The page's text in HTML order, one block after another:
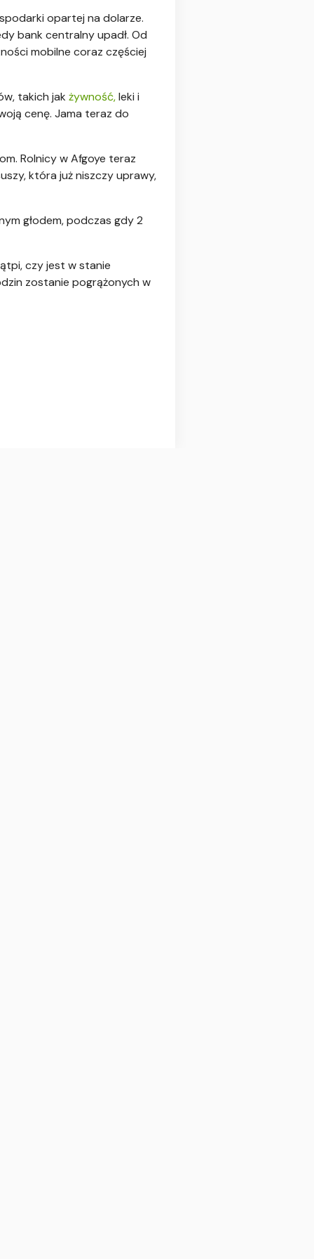
opartej na dolarze.
bank centralny upadł. Od
mobilne coraz częściej
takich jak żywność,leki i
cenę. Jama teraz do
Rolnicy w Afgoye teraz
która już niszczy uprawy,
głodem, podczas gdy 2
czy jest w stanie
zostanie pogrążonych w